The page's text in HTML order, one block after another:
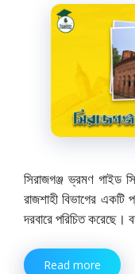
সিরাজগঞ্জ ভ্রমণ গাইড
রাজশাহী বিভাগের
দরবারে পরিচিত করেছে।
Read more